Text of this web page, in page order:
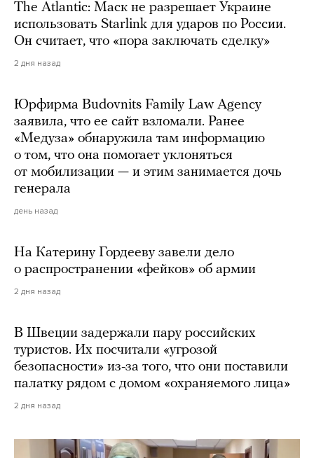
The Atlantic: Маск не разрешает Украине
использовать Starlink для ударов по России.
Он считает, что «пора заключать сделку»
2 дня назад
Юрфирма Budovnits Family Law Agency
заявила, что ее сайт взломали. Ранее
«Медуза» обнаружила там информацию
о том, что она помогает уклоняться
от мобилизации — и этим занимается дочь
генерала
день назад
На Катерину Гордееву завели дело
о распространении «фейков» об армии
2 дня назад
В Швеции задержали пару российских
туристов. Их посчитали «угрозой
безопасности» из-за того, что они поставили
палатку рядом с домом «охраняемого лица»
2 дня назад